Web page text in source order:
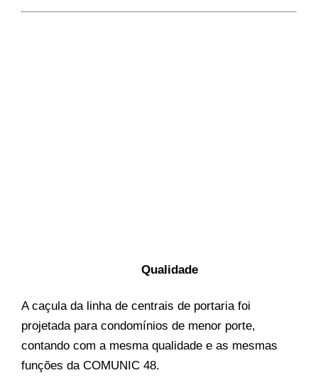
Qualidade
A caçula da linha de centrais de portaria foi
projetada para condomínios de menor porte,
contando com a mesma qualidade e as mesmas
funções da COMUNIC 48.